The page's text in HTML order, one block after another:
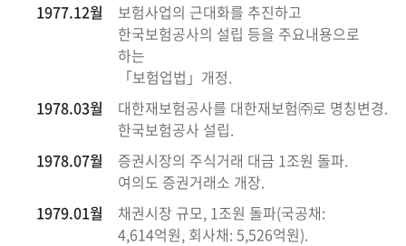
1977.12월
보험사업의 근대화를 추진하고
한국보험공사의 설립 등을 주요내용으로
하는
「보험업법」개정.
1978.03월
대한재보험공사를 대한재보험㈜로 명칭변경.
한국보험공사 설립.
1978.07월
증권시장의 주식거래 대금 1조원 돌파.
여의도 증권거래소 개장.
1979.01월
채권시장 규모, 1조원 돌파(국공채:
4,614억원, 회사채: 5,526억원).